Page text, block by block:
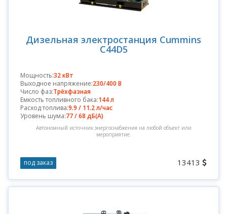
Дизельная электростанция Cummins
C44D5
Мощность:32 кВт
Выходное напряжение:230/400 В
Число фаз:Трёхфазная
Емкость топливного бака:144 л
Расход топлива:9.9 / 11.2 л/час
Уровень шума:77 / 68 дБ(А)
Автономный источник энергоснабжения на любой объект или
мероприятие.
13413
под заказ